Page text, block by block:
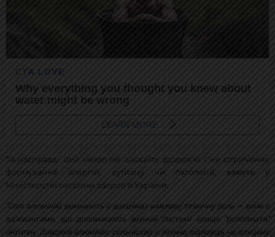
Та насправді цей метал не шкодить здоров'ю і не спричиняє
формування алергій, аутизму чи патологій, кажуть у
Міністерстві охорони здоров'я України.
"Солі алюмінію виконують у вакцинах важливу технічну роль – вони є
ад'ювантами, що допомагають імунній системі краще "розпізнати"
антиген. Завдяки алюмінію сильнішою є імунна відповідь на вакцину,